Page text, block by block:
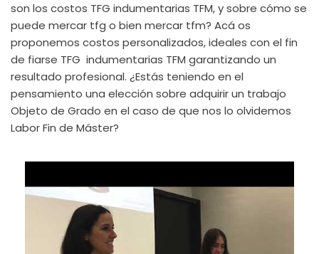
son los costos TFG indumentarias TFM, y sobre cómo se
puede mercar tfg o bien mercar tfm? Acá os
proponemos costos personalizados, ideales con el fin
de fiarse TFG indumentarias TFM garantizando un
resultado profesional. ¿Estás teniendo en el
pensamiento una elección sobre adquirir un trabajo
Objeto de Grado en el caso de que nos lo olvidemos
Labor Fin de Máster?